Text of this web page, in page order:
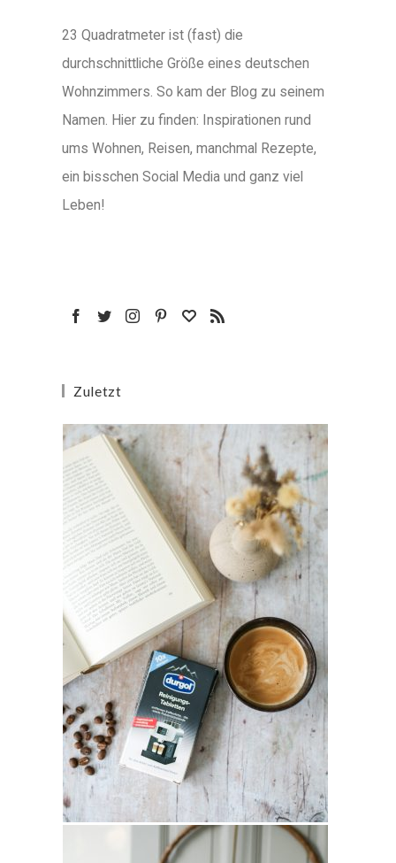
23 Quadratmeter ist (fast) die
durchschnittliche Größe eines deutschen
Wohnzimmers. So kam der Blog zu seinem
Namen. Hier zu finden: Inspirationen rund
ums Wohnen, Reisen, manchmal Rezepte,
ein bisschen Social Media und ganz viel
Leben!
Zuletzt